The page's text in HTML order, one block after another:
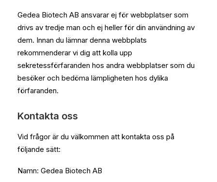
Gedea Biotech AB ansvarar ej för webbplatser som
drivs av tredje man och ej heller för din användning av
dem. Innan du lämnar denna webbplats
rekommenderar vi dig att kolla upp
sekretessförfaranden hos andra webbplatser som du
besöker och bedöma lämpligheten hos dylika
förfaranden.
Kontakta oss
Vid frågor är du välkommen att kontakta oss på
följande sätt:
Namn: Gedea Biotech AB